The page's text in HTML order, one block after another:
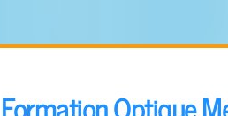
Formation Optique